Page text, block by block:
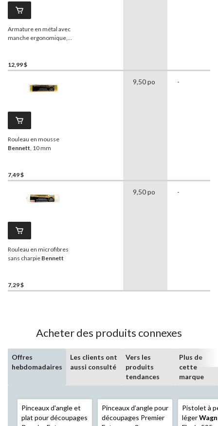
Armature en métal avec
manche ergonomique,
12,99 $
Rouleau en mousse
Bennett , 10 mm
7,49 $
9,50 po -
Rouleau en microfibres
sans charpie Bennett
7,29 $
9,50 po -
Acheter des produits connexes
Offres
hebdomadaires
Les clients ont
aussi consulté
Vers les
produits
tendances
Plus de
cette
marque
Pinceaux d'angle et
plat pour découpages
Pinceaux d’angle pour
découpages Premier
Pistolet à
léger